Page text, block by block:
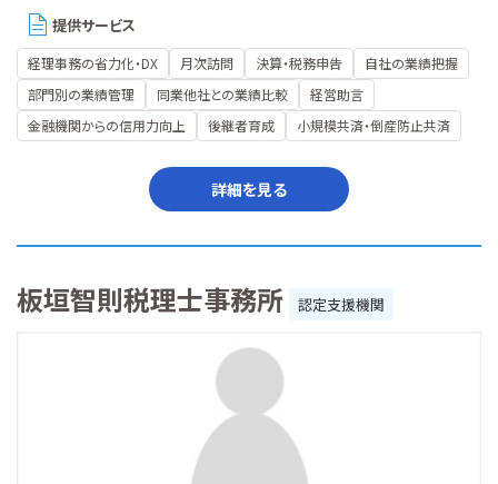
提供サービス
経理事務の省力化・DX 月次訪問 決算・税務申告
自社の業績把握
部門別の業績管理
同業他社との業績比較
経営助言
金融機関からの信用力向上
後継者育成 小規模共済・倒産防止共済
詳細を見る
板垣智則税理士事務所 認定支援機関